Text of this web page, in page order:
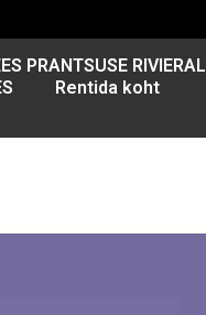
PRANTSUSE RIVIERAL
Rentida koht